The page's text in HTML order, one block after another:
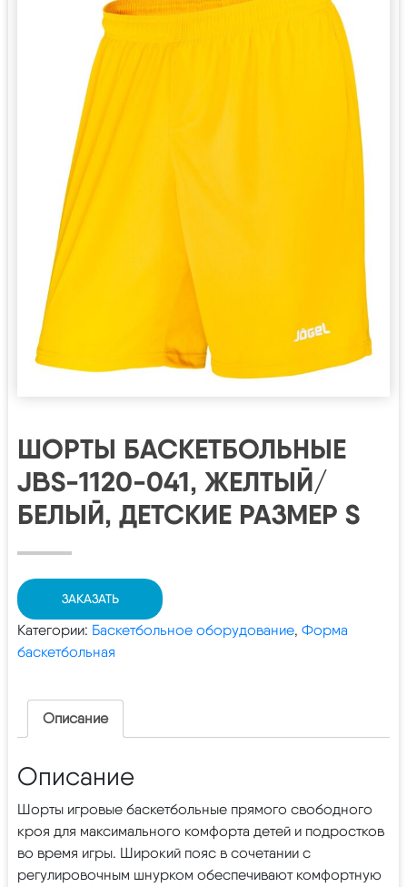
ШОРТЫ БАСКЕТБОЛЬНЫЕ
JBS-1120-041, ЖЕЛТЫЙ/
БЕЛЫЙ, ДЕТСКИЕ РАЗМЕР S
ЗАКАЗАТЬ
Категории: Баскетбольное оборудование, Форма
баскетбольная
Описание
Описание
Шорты игровые баскетбольные прямого свободного
кроя для максимального комфорта детей и подростков
во время игры. Широкий пояс в сочетании с
регулировочным шнурком обеспечивают комфортную